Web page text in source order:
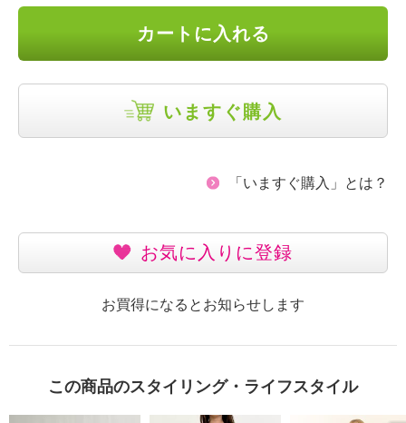
カートに入れる
いますぐ購入
「いますぐ購入」とは？
お気に入りに登録
お買得になるとお知らせします
この商品のスタイリング・ライフスタイル